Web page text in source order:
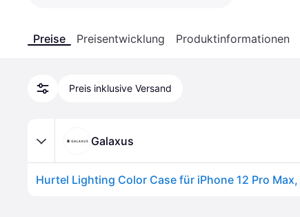
Preise Preisentwicklung Produktinformationen
Preis inklusive Versand
Galaxus